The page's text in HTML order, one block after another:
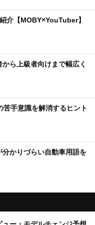
介【MOBY×YouTuber】
から上級者向けまで幅広く
苦手意識を解消するヒント
分かりづらい自動車用語を